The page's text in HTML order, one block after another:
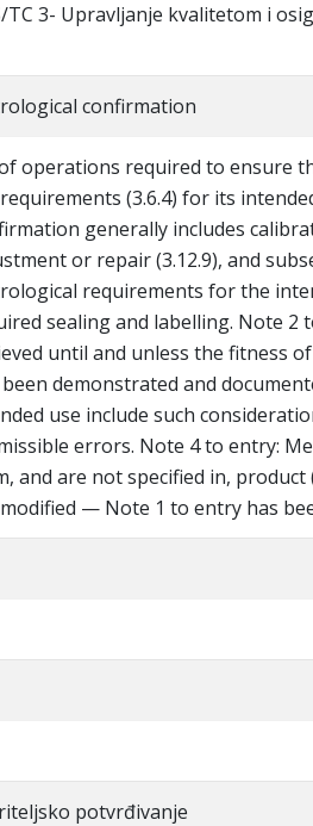
TC 3- Upravljanje kvalitetom i
confirmation
operations required to ensure
(3.6.4) for its
generally includes
or repair (3.12.9), and
requirements for the
sealing and labelling. Note
until and unless the fitness
demonstrated and
use include such
errors. Note 4 to entry:
and are not specified in, product
— Note 1 to entry has
potvrđivanje